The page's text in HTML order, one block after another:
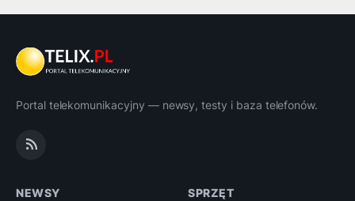
Portal telekomunikacyjny — newsy, testy i baza telefonów.
NEWSY SPRZĘT